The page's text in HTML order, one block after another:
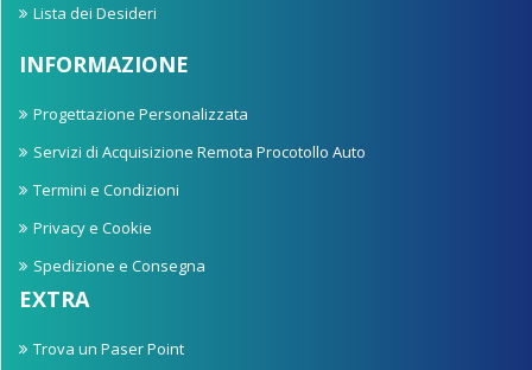
Lista dei Desideri
INFORMAZIONE
Progettazione Personalizzata
Servizi di Acquisizione Remota Procotollo Auto
Termini e Condizioni
Privacy e Cookie
Spedizione e Consegna
EXTRA
Trova un Paser Point